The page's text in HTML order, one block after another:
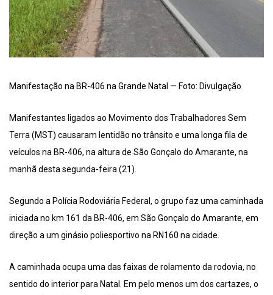
Manifestação na BR-406 na Grande Natal — Foto: Divulgação
Manifestantes ligados ao Movimento dos Trabalhadores Sem
Terra (MST) causaram lentidão no trânsito e uma longa fila de
veículos na BR-406, na altura de São Gonçalo do Amarante, na
manhã desta segunda-feira (21).
Segundo a Polícia Rodoviária Federal, o grupo faz uma caminhada
iniciada no km 161 da BR-406, em São Gonçalo do Amarante, em
direção a um ginásio poliesportivo na RN160 na cidade.
A caminhada ocupa uma das faixas de rolamento da rodovia, no
sentido do interior para Natal. Em pelo menos um dos cartazes, o